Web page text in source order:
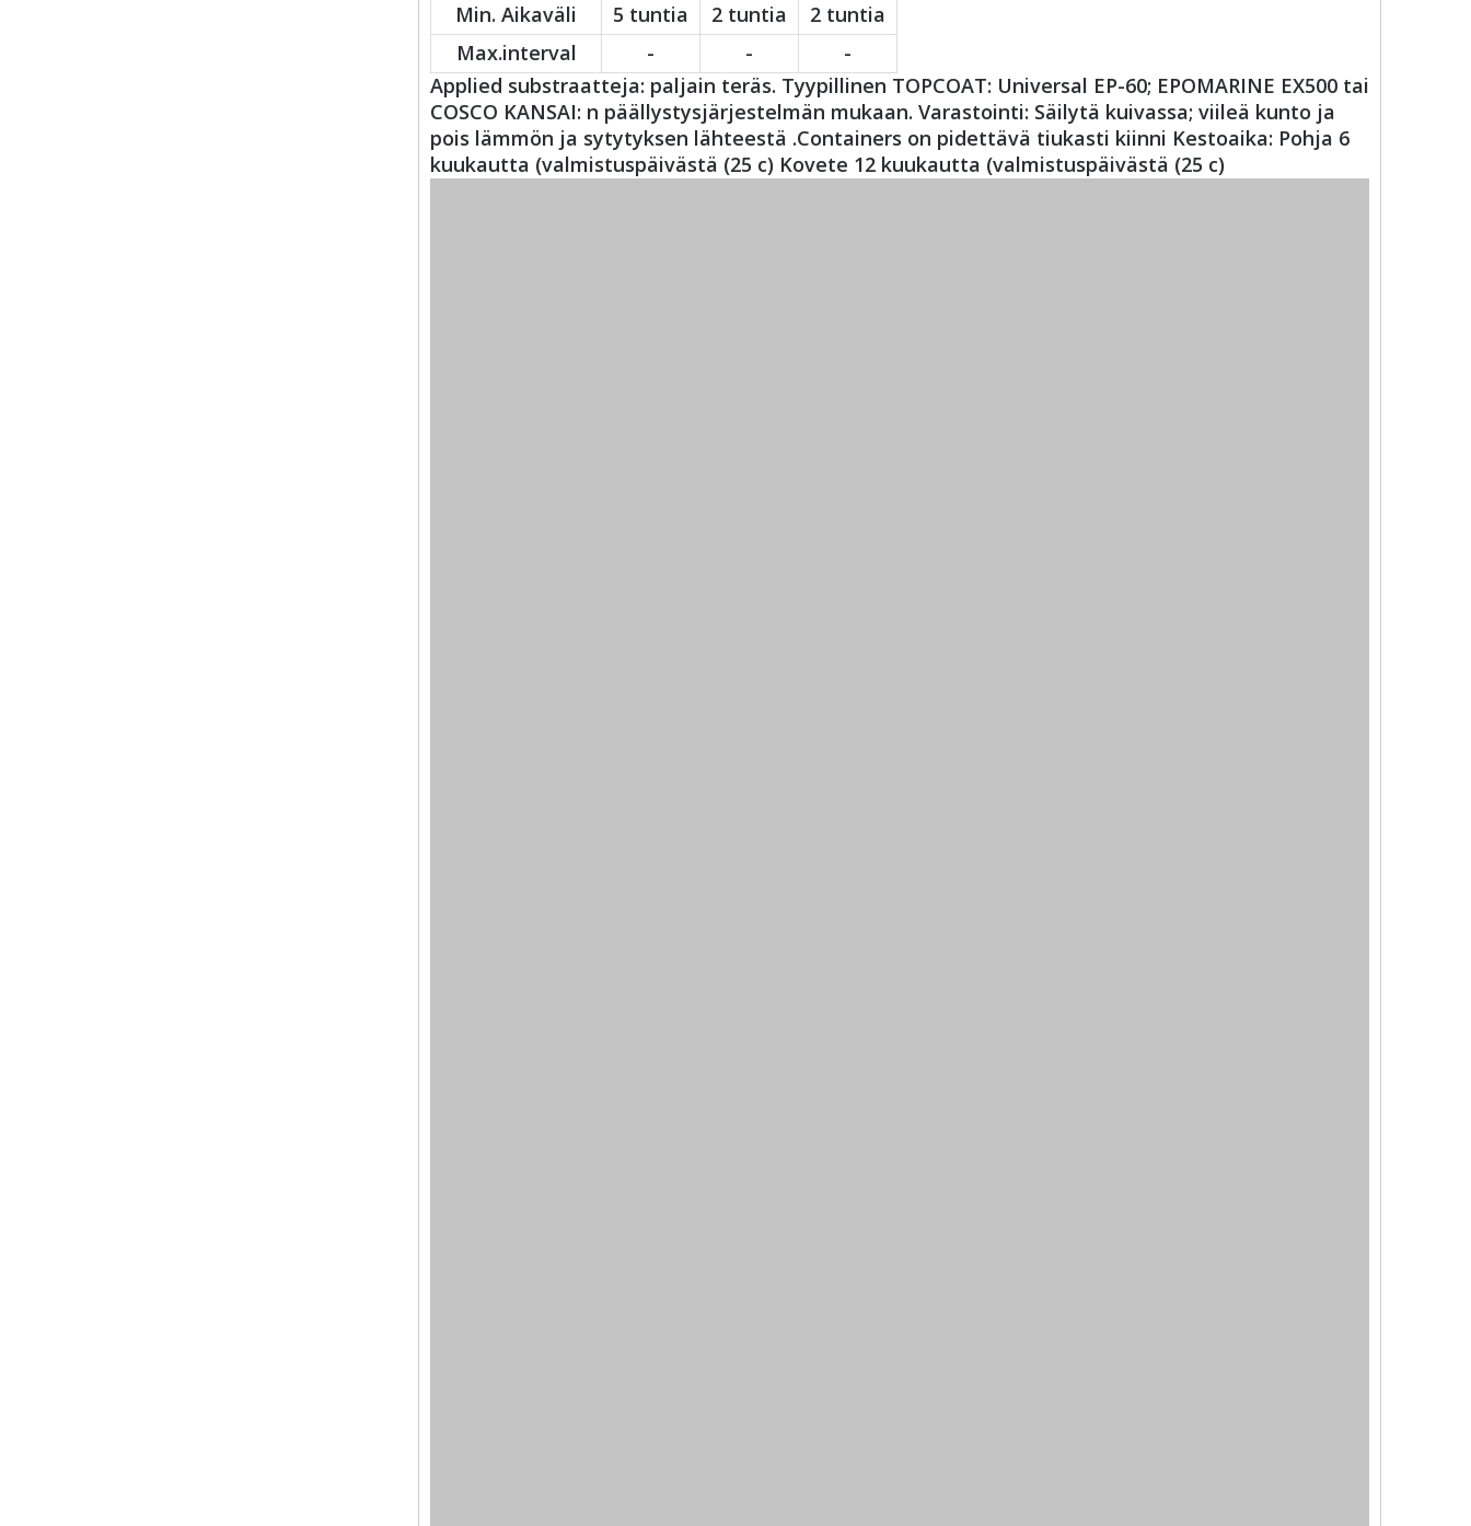
Min. Aikaväli
5 tuntia 2 tuntia
2 tuntia
Max.interval
- -
-
Applied substraatteja: paljain teräs. Tyypillinen TOPCOAT: Universal EP-60; EPOMARINE EX500 tai
COSCO KANSAI: n päällystysjärjestelmän mukaan. Varastointi: Säilytä kuivassa; viileä kunto ja
pois lämmön ja sytytyksen lähteestä .Containers on pidettävä tiukasti kiinni Kestoaika: Pohja 6
kuukautta (valmistuspäivästä (25 c) Kovete 12 kuukautta (valmistuspäivästä (25 c)